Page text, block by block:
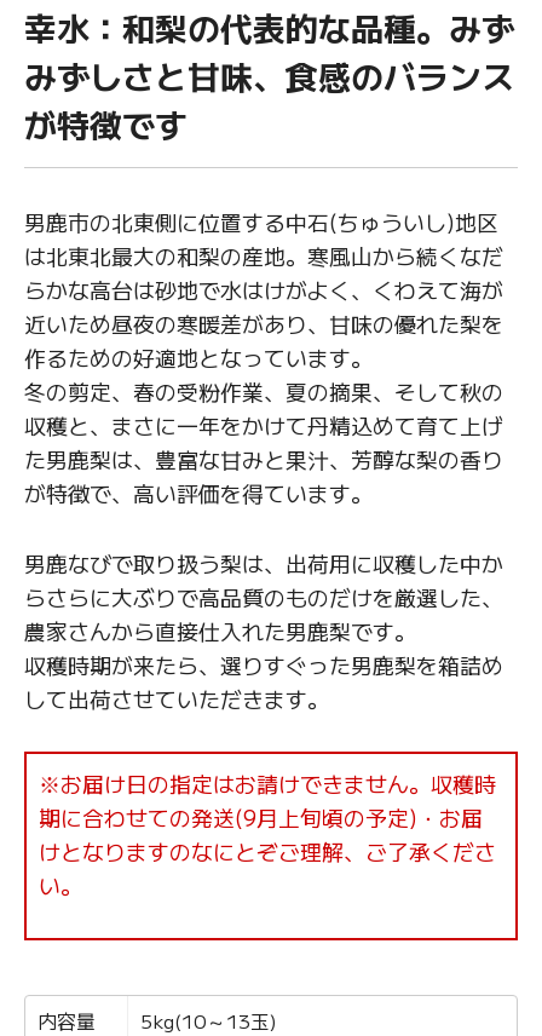
幸水：和梨の代表的な品種。みず
みずしさと甘味、食感のバランス
が特徴です
男鹿市の北東側に位置する中石(ちゅういし)地区
は北東北最大の和梨の産地。寒風山から続くなだ
らかな高台は砂地で水はけがよく、くわえて海が
近いため昼夜の寒暖差があり、甘味の優れた梨を
作るための好適地となっています。
冬の剪定、春の受粉作業、夏の摘果、そして秋の
収穫と、まさに一年をかけて丹精込めて育て上げ
た男鹿梨は、豊富な甘みと果汁、芳醇な梨の香り
が特徴で、高い評価を得ています。
男鹿なびで取り扱う梨は、出荷用に収穫した中か
らさらに大ぶりで高品質のものだけを厳選した、
農家さんから直接仕入れた男鹿梨です。
収穫時期が来たら、選りすぐった男鹿梨を箱詰め
して出荷させていただきます。
※お届け日の指定はお請けできません。収穫時
期に合わせての発送(9月上旬頃の予定)・お届
けとなりますのなにとぞご理解、ご了承くださ
い。
内容量 5kg(10～13玉)